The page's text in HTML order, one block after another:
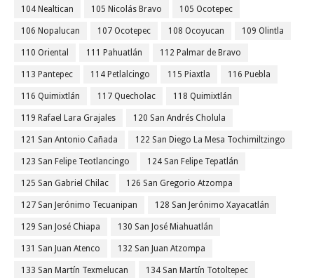
104 Nealtican 105 Nicolás Bravo 105 Ocotepec
106 Nopalucan 107 Ocotepec 108 Ocoyucan 109 Olintla
110 Oriental 111 Pahuatlán 112 Palmar de Bravo
113 Pantepec 114 Petlalcingo 115 Piaxtla 116 Puebla
116 Quimixtlán 117 Quecholac 118 Quimixtlán
119 Rafael Lara Grajales 120 San Andrés Cholula
121 San Antonio Cañada 122 San Diego La Mesa Tochimiltzingo
123 San Felipe Teotlancingo 124 San Felipe Tepatlán
125 San Gabriel Chilac 126 San Gregorio Atzompa
127 San Jerónimo Tecuanipan 128 San Jerónimo Xayacatlán
129 San José Chiapa 130 San José Miahuatlán
131 San Juan Atenco 132 San Juan Atzompa
133 San Martín Texmelucan 134 San Martín Totoltepec